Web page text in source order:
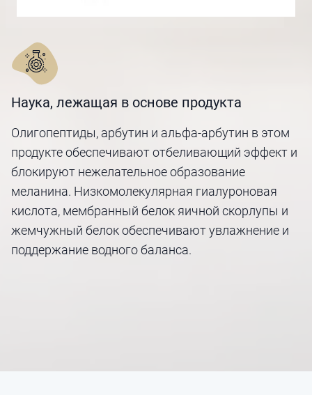
Наука, лежащая в основе продукта
Олигопептиды, арбутин и альфа-арбутин в этом
продукте обеспечивают отбеливающий эффект и
блокируют нежелательное образование
меланина. Низкомолекулярная гиалуроновая
кислота, мембранный белок яичной скорлупы и
жемчужный белок обеспечивают увлажнение и
поддержание водного баланса.